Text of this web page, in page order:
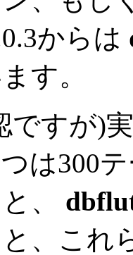
からは
す。
ですが)
は300
、
、これ